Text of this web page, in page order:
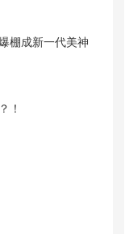
棚成新一代美神
！